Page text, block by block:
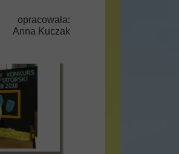
opracowała:
Anna Kuczak